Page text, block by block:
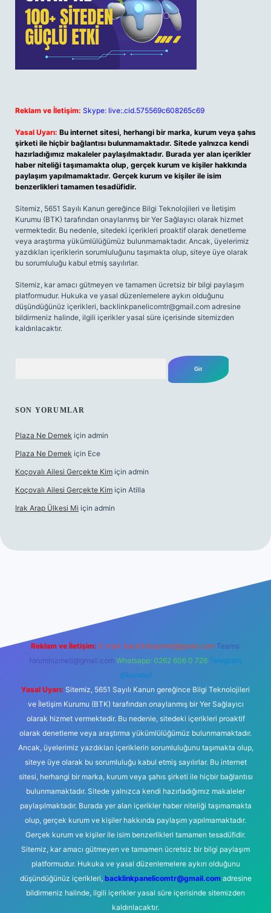
Reklam ve İletişim: Skype: live:.cid.575569c608265c69
Yasal Uyarı: Bu internet sitesi, herhangi bir marka, kurum veya şahıs
şirketi ile hiçbir bağlantısı bulunmamaktadır. Sitede yalnızca kendi
hazırladığımız makaleler paylaşılmaktadır. Burada yer alan içerikler
haber niteliği taşımamakta olup, gerçek kurum ve kişiler hakkında
paylaşım yapılmamaktadır. Gerçek kurum ve kişiler ile isim
benzerlikleri tamamen tesadüfidir.
Sitemiz, 5651 Sayılı Kanun gereğince Bilgi Teknolojileri ve İletişim
Kurumu (BTK) tarafından onaylanmış bir Yer Sağlayıcı olarak hizmet
vermektedir. Bu nedenle, sitedeki içerikleri proaktif olarak denetleme
veya araştırma yükümlülüğümüz bulunmamaktadır. Ancak, üyelerimiz
yazdıkları içeriklerin sorumluluğunu taşımakta olup, siteye üye olarak
bu sorumluluğu kabul etmiş sayılırlar.
Sitemiz, kar amacı gütmeyen ve tamamen ücretsiz bir bilgi paylaşım
platformudur. Hukuka ve yasal düzenlemelere aykırı olduğunu
düşündüğünüz içerikleri, backlinkpanelicomtr@gmail.com adresine
bildirmeniz halinde, ilgili içerikler yasal süre içerisinde sitemizden
kaldırılacaktır.
SON YORUMLAR
Plaza Ne Demek için admin
Plaza Ne Demek için Ece
Koçovalı Ailesi Gerçekte Kim için admin
Koçovalı Ailesi Gerçekte Kim için Atilla
Irak Arap Ülkesi Mi için admin
Reklam ve İletişim: E-mail: backlinkpaneli@gmail.com Teams:
forumhizmeti@gmail.com Whatsapp: 0262 606 0 726 Telegram:
@karabul
Yasal Uyarı: Sitemiz, 5651 Sayılı Kanun gereğince Bilgi Teknolojileri
ve İletişim Kurumu (BTK) tarafından onaylanmış bir Yer Sağlayıcı
olarak hizmet vermektedir. Bu nedenle, sitedeki içerikleri proaktif
olarak denetleme veya araştırma yükümlülüğümüz bulunmamaktadır.
Ancak, üyelerimiz yazdıkları içeriklerin sorumluluğunu taşımakta olup,
siteye üye olarak bu sorumluluğu kabul etmiş sayılırlar. Bu internet
sitesi, herhangi bir marka, kurum veya şahıs şirketi ile hiçbir bağlantısı
bulunmamaktadır. Sitede yalnızca kendi hazırladığımız makaleler
paylaşılmaktadır. Burada yer alan içerikler haber niteliği taşımamakta
olup, gerçek kurum ve kişiler hakkında paylaşım yapılmamaktadır.
Gerçek kurum ve kişiler ile isim benzerlikleri tamamen tesadüfidir.
Sitemiz, kar amacı gütmeyen ve tamamen ücretsiz bir bilgi paylaşım
platformudur. Hukuka ve yasal düzenlemelere aykırı olduğunu
düşündüğünüz içerikleri, backlinkpanelicomtr@gmail.comadresine
bildirmeniz halinde, ilgili içerikler yasal süre içerisinde sitemizden
kaldırılacaktır.